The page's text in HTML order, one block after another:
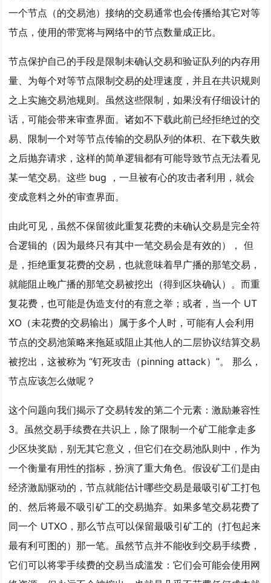
一个节点（的交易池）接纳的交易通常也会传播给其它对等
节点，使用的带宽将与网络中的节点数量成正比。
节点保护自己的手段是限制未确认交易和验证队列的内存用
量、为每个对等节点限制交易的处理速度，并且在共识规则
之上实施交易池规则。虽然这些限制，如果没有仔细设计的
话，可能会带来审查界面。诸如不下载此前已经拒绝过的交
易、限制一个对等节点传输的交易队列的体积、在下载失败
之后抛弃请求，这样的简单逻辑都有可能导致节点无法看见
某一笔交易。这些 bug ，一旦被有心的攻击者利用，就会
变成意料之外的审查界面。
由此可见，虽然不保留彼此重复花费的未确认交易是完全符
合逻辑的（因为最终只有其中一笔交易会是有效的）， 但
是，拒绝重复花费的交易，也就意味着早广播的那笔交易，
就能阻止晚广播的那笔交易被挖出（得到区块确认）。而重
复花费，也可能是伪造支付的有意之举；或者，当一个 UT
XO（未花费的交易输出）属于多个人时，可能有人会利用
节点的交易池策略来拖延或阻止其他人的二层协议结算交易
被挖出，这被称为 “钉死攻击（pinning attack）”。 那么，
节点应该怎么做呢？
这个问题向我们揭示了交易转发的第二个元素：激励兼容性
3。虽然交易手续费在共识上，除了限制一个矿工能拿走多
少区块奖励，别无其它意义，但它们在交易池队则中，作为
一个衡量有用性的指标，扮演了重大角色。假设矿工们是由
经济激励驱动的，节点就能估计哪些交易是最吸引矿工打包
的、然后将最不吸引矿工的交易抛弃。如果多笔交易花费了
同一个 UTXO，那么节点可以保留最吸引矿工的（打包起来
最有利可图的）那一笔。虽然节点并不能收到交易手续费，
它们可以将零手续费的交易当成滥发：它们会可能会使用网